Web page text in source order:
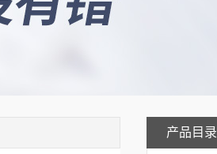
产品目录